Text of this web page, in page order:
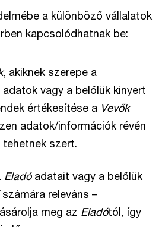
a különböző vállalatok
kapcsolódhatnak be:
, akiknek szerepe a
vagy a belőlük kinyert
értékesítése a Vevők
adatok/információk révén
szert.
Eladóadatait vagy a belőlük
számára releváns –
meg az Eladótól, így